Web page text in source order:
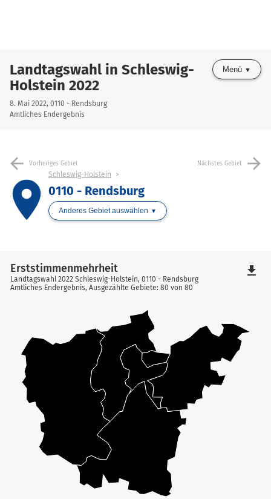
Landtagswahl in Schleswig-
Holstein 2022
8. Mai 2022, 0110 - Rendsburg
Amtliches Endergebnis
Menü
arrow_back Vorheriges Gebiet Nächstes Gebiet arrow_forward
place
Schleswig-Holstein
0110 - Rendsburg
Anderes Gebiet auswählen
Erststimmenmehrheit
Landtagswahl 2022 Schleswig-Holstein, 0110 - Rendsburg
Amtliches Endergebnis, Ausgezählte Gebiete: 80 von 80
file_download